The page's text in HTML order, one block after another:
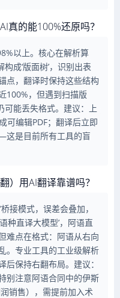
真的能100%还原吗？
以上。核心在解析算
成‘版面树’，识别出表
点，翻译时保持这些结构
100%，但遇到扫描版
可能丢失格式。建议：上
可编辑PDF；翻译后立即
是目前所有工具的盲
）用AI翻译靠谱吗？
接模式，误差会叠加，
种直译大模型’，阿语直
难点在格式：阿语从右向
。专业工具的工业级解析
保持右翻布局。建议：
别注意阿语合同中的伊斯
销售），需提前加入术